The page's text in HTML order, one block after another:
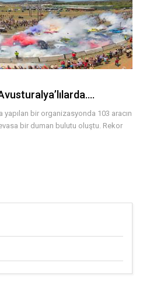
yapılan bir organizasyonda 103 aracın
bir duman bulutu oluştu. Rekor